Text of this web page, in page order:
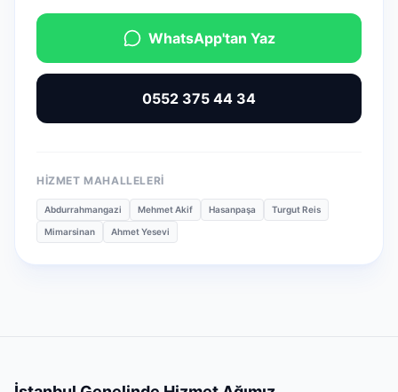
WhatsApp'tan Yaz
0552 375 44 34
HIZMET MAHALLELERI
Abdurrahmangazi Mehmet Akif Hasanpaşa Turgut Reis
Mimarsinan Ahmet Yesevi